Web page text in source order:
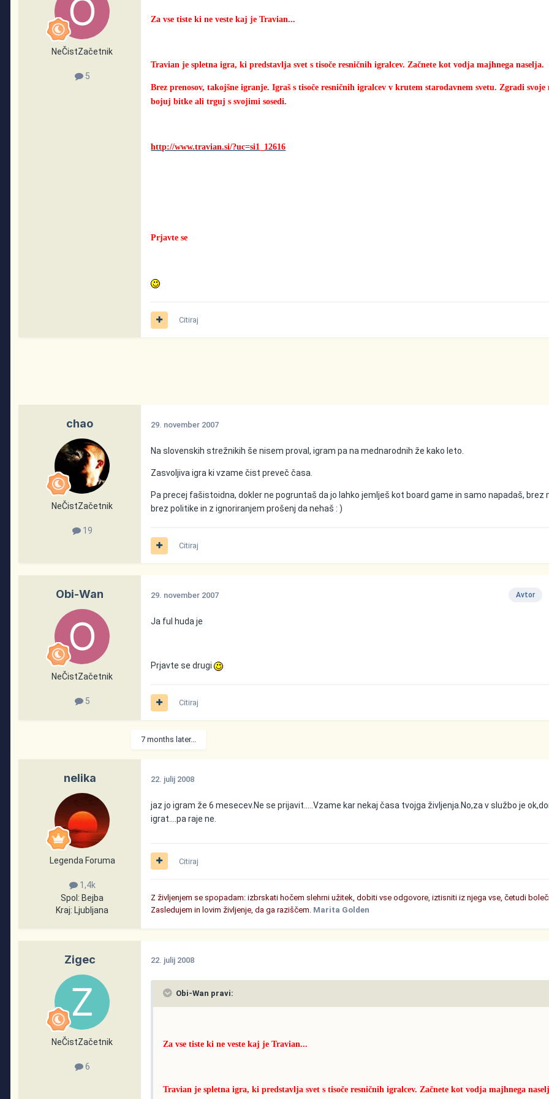
NeČistZačetnik
5
Za vse tiste ki ne veste kaj je Travian...
Travian je spletna igra, ki predstavlja svet s tisoče resničnih igralcev. Začnete kot vodja majhnega naselja.
Brez prenosov, takojšne igranje. Igraš s tisoče resničnih igralcev v krutem starodavnem svetu. Zgradi svoje
bojuj bitke ali trguj s svojimi sosedi.
http://www.travian.si/?uc=si1_12616
Prjavte se
Citiraj
chao
NeČistZačetnik
19
29. november 2007
Na slovenskih strežnikih še nisem proval, igram pa na mednarodnih že kako leto.
Zasvoljiva igra ki vzame čist preveč časa.
Pa precej fašistoidna, dokler ne pogruntaš da jo lahko jemlješ kot board game in samo napadaš, brez
brez politike in z ignoriranjem prošenj da nehaš : )
Citiraj
Obi-Wan
NeČistZačetnik
5
Avtor
29. november 2007
Ja ful huda je
Prjavte se drugi
Citiraj
7 months later...
nelika
Legenda Foruma
1,4k
Spol: Bejba
Kraj: Ljubljana
22. julij 2008
jaz jo igram že 6 mesecev.Ne se prijavit.....Vzame kar nekaj časa tvojga življenja.No,za v službo je
igrat....pa raje ne.
Citiraj
Z življenjem se spopadam: izbrskati hočem slehrni užitek, dobiti vse odgovore, iztisniti iz njega vse, četudi
Zasledujem in lovim življenje, da ga raziščem. Marita Golden
Zigec
NeČistZačetnik
6
22. julij 2008
Obi-Wan pravi:
Za vse tiste ki ne veste kaj je Travian...
Travian je spletna igra, ki predstavlja svet s tisoče resničnih igralcev. Začnete kot vodja majhnega